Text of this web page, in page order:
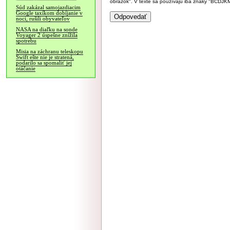
Súd zakázal samojazdiacim
Google taxíkom dobíjanie v
noci, rušili obyvateľov
NASA na diaľku na sonde
Voyager 2 úspešne znížila
spotrebu
Misia na záchranu teleskopu
Swift ešte nie je stratená,
podarilo sa spomaliť jej
otáčanie
obrázok". V texte sa používajú iba znaky